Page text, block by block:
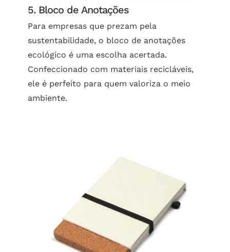
5. Bloco de Anotações
Para empresas que prezam pela
sustentabilidade, o bloco de anotações
ecológico é uma escolha acertada.
Confeccionado com materiais recicláveis,
ele é perfeito para quem valoriza o meio
ambiente.